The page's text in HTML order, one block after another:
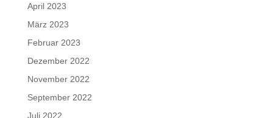
April 2023
März 2023
Februar 2023
Dezember 2022
November 2022
September 2022
Juli 2022